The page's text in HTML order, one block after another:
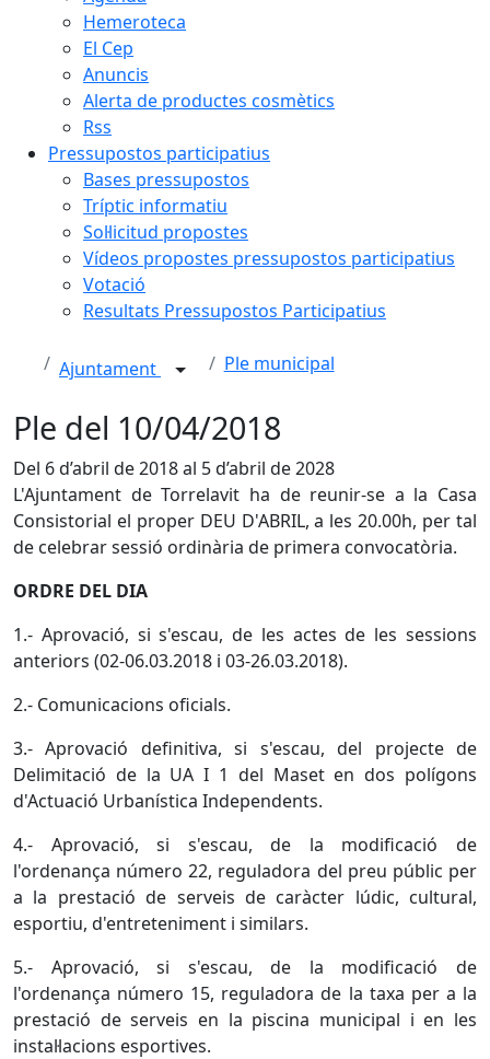
Hemeroteca
El Cep
Anuncis
Alerta de productes cosmètics
Rss
Pressupostos participatius
Bases pressupostos
Tríptic informatiu
Sol·licitud propostes
Vídeos propostes pressupostos participatius
Votació
Resultats Pressupostos Participatius
Ajuntament Ple municipal
Ple del 10/04/2018
Del 6 d’abril de 2018 al 5 d’abril de 2028
L'Ajuntament de Torrelavit ha de reunir-se a la Casa
Consistorial el proper DEU D'ABRIL, a les 20.00h, per tal
de celebrar sessió ordinària de primera convocatòria.
ORDRE DEL DIA
1.- Aprovació, si s'escau, de les actes de les sessions
anteriors (02-06.03.2018 i 03-26.03.2018).
2.- Comunicacions oficials.
3.- Aprovació definitiva, si s'escau, del projecte de
Delimitació de la UA I 1 del Maset en dos polígons
d'Actuació Urbanística Independents.
4.- Aprovació, si s'escau, de la modificació de
l'ordenança número 22, reguladora del preu públic per
a la prestació de serveis de caràcter lúdic, cultural,
esportiu, d'entreteniment i similars.
5.- Aprovació, si s'escau, de la modificació de
l'ordenança número 15, reguladora de la taxa per a la
prestació de serveis en la piscina municipal i en les
instal·lacions esportives.